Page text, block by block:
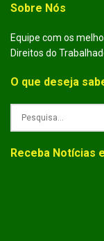
Sobre Nós
Equipe com os
Direitos do
O que deseja
Receba Notícias